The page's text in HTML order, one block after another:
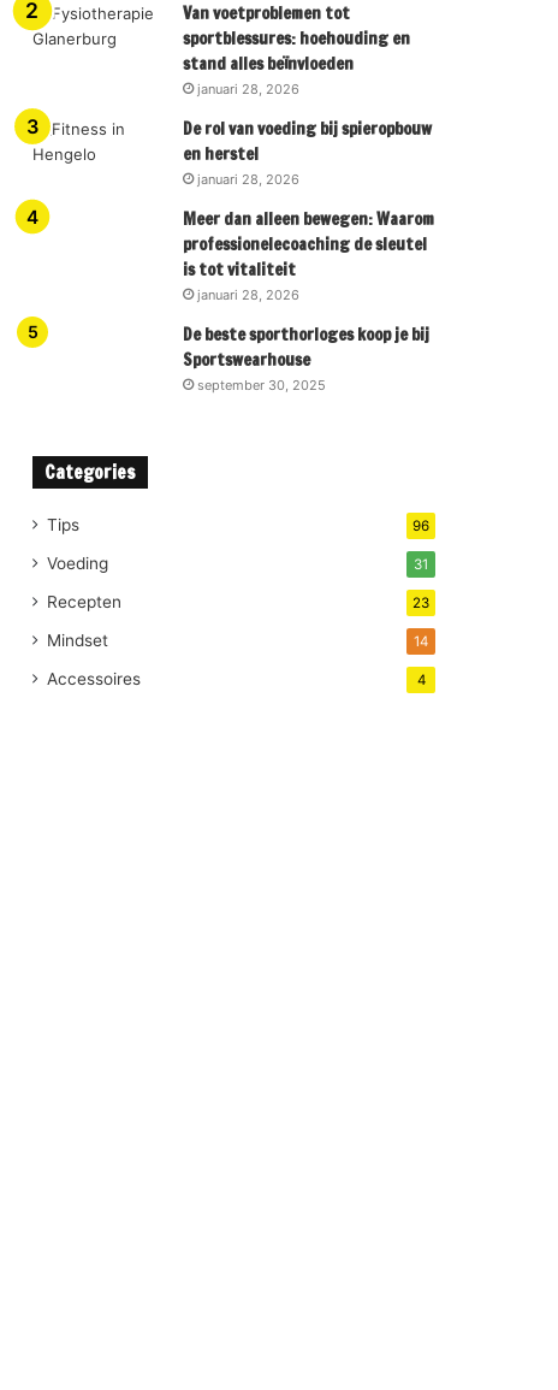
Van voetproblemen tot
sportblessures: hoehouding en
stand alles beïnvloeden
januari 28, 2026
De rol van voeding bij spieropbouw
en herstel
januari 28, 2026
Meer dan alleen bewegen: Waarom
professionelecoaching de sleutel
is tot vitaliteit
januari 28, 2026
De beste sporthorloges koop je bij
Sportswearhouse
september 30, 2025
Categories
Tips 96
Voeding 31
Recepten 23
Mindset 14
Accessoires 4